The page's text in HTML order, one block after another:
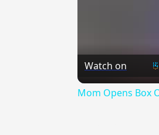
Watch on
Mom Opens Box